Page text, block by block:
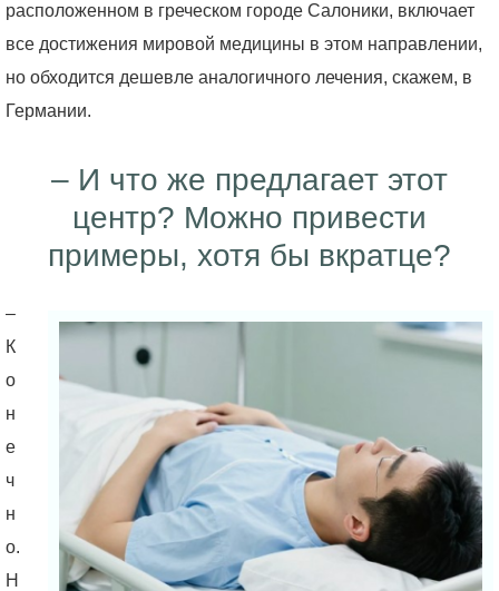
расположенном в греческом городе Салоники, включает
все достижения мировой медицины в этом направлении,
но обходится дешевле аналогичного лечения, скажем, в
Германии.
– И что же предлагает этот
центр? Можно привести
примеры, хотя бы вкратце?
–
К
о
н
е
ч
н
о.
Н